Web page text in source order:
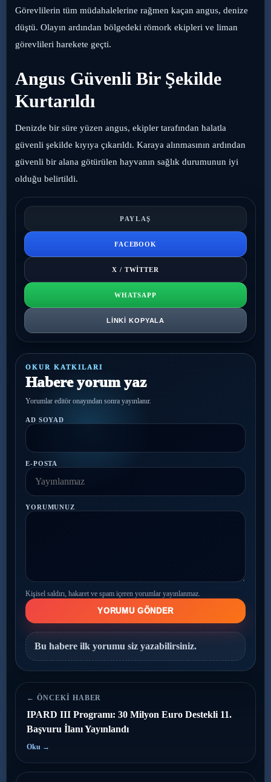
Görevlilerin tüm müdahalelerine rağmen kaçan angus, denize
düştü. Olayın ardından bölgedeki römork ekipleri ve liman
görevlileri harekete geçti.
Angus Güvenli Bir Şekilde
Kurtarıldı
Denizde bir süre yüzen angus, ekipler tarafından halatla
güvenli şekilde kıyıya çıkarıldı. Karaya alınmasının ardından
güvenli bir alana götürülen hayvanın sağlık durumunun iyi
olduğu belirtildi.
PAYLAŞ
FACEBOOK
X / TWITTER
WHATSAPP
LINKI KOPYALA
OKUR KATKILARI
Habere yorum yaz
Yorumlar editör onayından sonra yayınlanır.
AD SOYAD
E-POSTA
YORUMUNUZ
Kişisel saldırı, hakaret ve spam içeren yorumlar yayınlanmaz.
YORUMU GÖNDER
Bu habere ilk yorumu siz yazabilirsiniz.
← ÖNCEKI HABER
IPARD III Programı: 30 Milyon Euro Destekli 11.
Başvuru İlanı Yayınlandı
Oku →